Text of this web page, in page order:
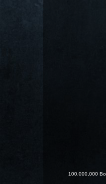
100,000,000